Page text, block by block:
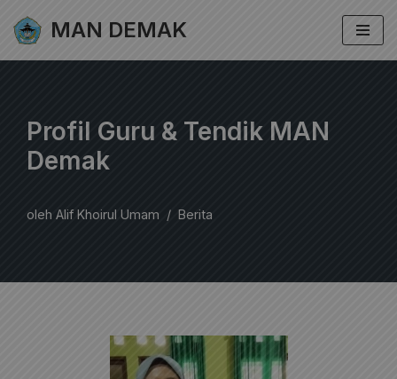
Lompat
MAN DEMAK
Profil Guru & Tendik MAN
Demak
oleh Alif Khoirul Umam Berita